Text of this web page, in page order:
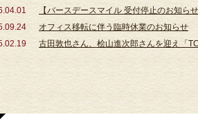
【バースデースマイル 受付停止のお知らせ
オフィス移転に伴う臨時休業のお知らせ
古田敦也さん、桧山進次郎さんを迎え「